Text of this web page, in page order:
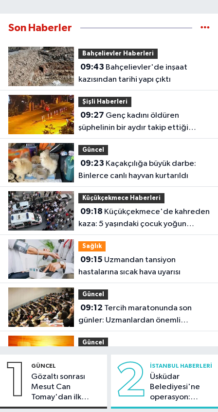
Son Haberler
Bahçelievler Haberleri
09:43
kazısından tarihi yapı çıktı
Şişli Haberleri
09:27
şüphelinin bir aydır takip ettiği
belirlendi
Güncel
09:23
Binlerce canlı hayvan kurtarıldı
Küçükçekmece Haberleri
09:18
kaza: 5 yaşındaki çocuk yoğun
bakımda
Sağlık
09:15
hastalarına sıcak hava uyarısı
Güncel
09:12
günler: Uzmanlardan önemli
tavsiyeler
Güncel
altında çalışmaya öğle yasağı
1 GÜNCEL
Gözaltı sonrası
Mesut Can
Tomay'dan ilk
açıklama
2 İSTANBUL HABERLERI
Üsküdar
Belediyesi'ne
operasyon:
Sinem Dedetaş'a